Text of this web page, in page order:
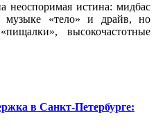
неоспоримая истина: мидбас
музыке «тело» и драйв, но
высокочастотные
в Санкт-Петербурге: